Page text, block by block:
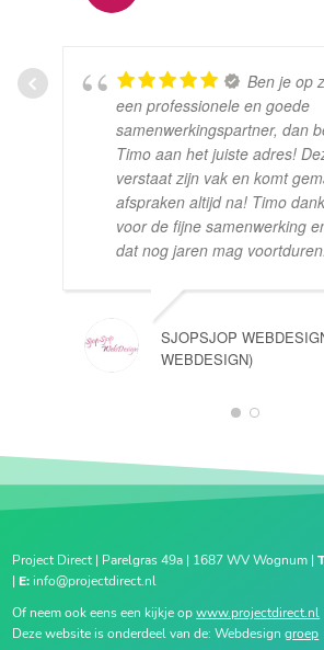
Ben je op
een professionele en goede
samenwerkingspartner, dan
Timo aan het juiste adres!
verstaat zijn vak en komt
afspraken altijd na! Timo
voor de fijne samenwerking
dat nog jaren mag voortduren.
SJOPSJOP
WEBDESIGN)
1 2
Project Direct | Parelgras 49a | 1687 WV Wognum |
| E: info@projectdirect.nl
Of neem ook eens een kijkje opwww.projectdirect.nl
Deze website is onderdeel van de: Webdesigngroep